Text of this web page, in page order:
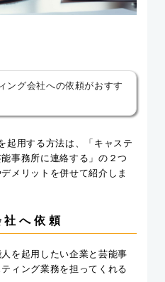
ング会社への依頼がおすす
起用する方法は、「キャステ
事務所に連絡する」の２つ
メリットを併せて紹介しま
へ依頼
を起用したい企業と芸能事
ィング業務を担ってくれる